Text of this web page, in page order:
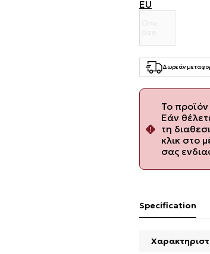
EU
Δωρεάν
Το προϊόν
Εάν
τη
κλικ στο
σας
Specification